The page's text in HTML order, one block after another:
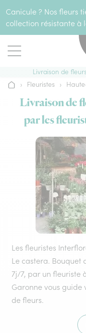
Canicule ? Nos fleurs
collection résistante à
Livraison de
Accueil
› Fleuristes ›
Livraison de
par les
Les fleuristes
Le castera. Bouquet
7j/7, par un fleuriste
Garonne vous guide
de fleurs.